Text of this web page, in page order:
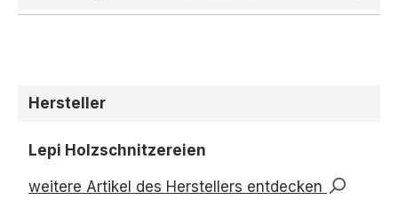
Durchschnittliche Bewertung
Hersteller
Lepi Holzschnitzereien
weitere Artikel des Herstellers entdecken